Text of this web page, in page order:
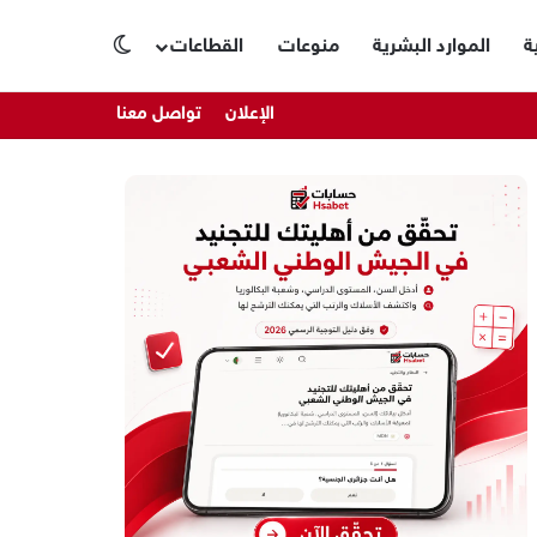
الموارد البشرية منوعات القطاعات
الإعلان تواصل معنا